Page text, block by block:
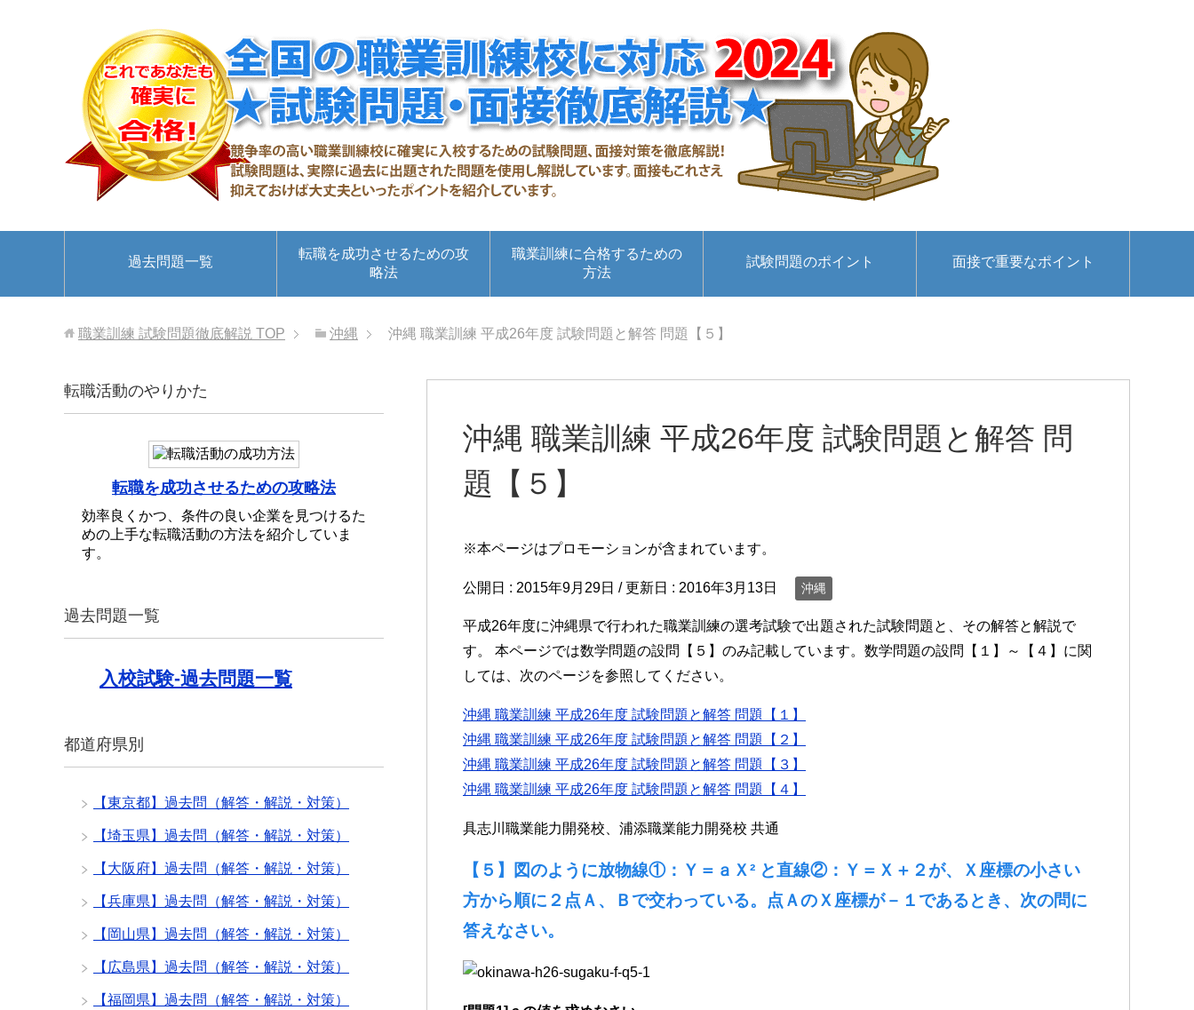
過去問題一覧
転職を成功させるための攻
略法
職業訓練に合格するための
方法
試験問題のポイント 面接で重要なポイント
職業訓練 試験問題徹底解説 TOP 沖縄 沖縄 職業訓練 平成26年度 試験問題と解答 問題【５】
沖縄 職業訓練 平成26年度 試験問題と解答 問
題【５】
※本ページはプロモーションが含まれています。
公開日 : 2015年9月29日 / 更新日 : 2016年3月13日 沖縄
平成26年度に沖縄県で行われた職業訓練の選考試験で出題された試験問題と、その解答と解説で
す。 本ページでは数学問題の設問【５】のみ記載しています。数学問題の設問【１】～【４】に関
しては、次のページを参照してください。
沖縄 職業訓練 平成26年度 試験問題と解答 問題【１】
沖縄 職業訓練 平成26年度 試験問題と解答 問題【２】
沖縄 職業訓練 平成26年度 試験問題と解答 問題【３】
沖縄 職業訓練 平成26年度 試験問題と解答 問題【４】
具志川職業能力開発校、浦添職業能力開発校 共通
【５】図のように放物線①：Ｙ＝ａＸ² と直線②：Ｙ＝Ｘ＋２が、Ｘ座標の小さい
方から順に２点Ａ、Ｂで交わっている。点ＡのＸ座標が－１であるとき、次の問に
答えなさい。
転職活動のやりかた
転職を成功させるための攻略法
効率良くかつ、条件の良い企業を見つけるた
めの上手な転職活動の方法を紹介していま
す。
過去問題一覧
入校試験-過去問題一覧
都道府県別
【東京都】過去問（解答・解説・対策）
【埼玉県】過去問（解答・解説・対策）
【大阪府】過去問（解答・解説・対策）
【兵庫県】過去問（解答・解説・対策）
【岡山県】過去問（解答・解説・対策）
【広島県】過去問（解答・解説・対策）
【福岡県】過去問（解答・解説・対策）